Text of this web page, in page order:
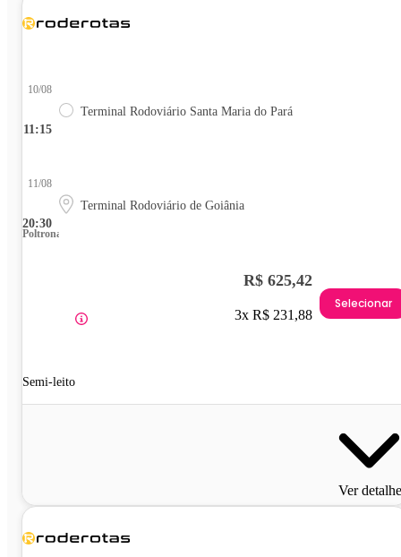
11:15
10/08
Terminal Rodoviário Santa Maria do Pará
20:30
11/08
Terminal Rodoviário de Goiânia
Poltrona
Semi-leito
R$ 625,42
3x R$ 231,88
Selecionar
Ver